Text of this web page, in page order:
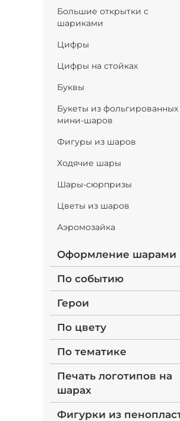
Большие открытки с
шариками
Цифры
Цифры на стойках
Буквы
Букеты из фольгированных
мини-шаров
Фигуры из шаров
Ходячие шары
Шары-сюрпризы
Цветы из шаров
Аэромозайка
Оформление шарами
По событию
Герои
По цвету
По тематике
Печать логотипов на
шарах
Фигурки из